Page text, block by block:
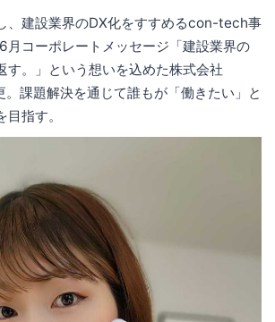
、建設業界のDX化をすすめるcon-tech事
月コーポレートメッセージ「建設業界の
す。」という想いを込めた株式会社
課題解決を通じて誰もが「働きたい」と
指す。